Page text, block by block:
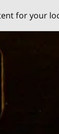
for your